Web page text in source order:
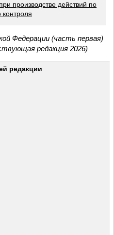
производстве действий по
контроля
Федерации (часть первая)
редакция 2026)
редакции